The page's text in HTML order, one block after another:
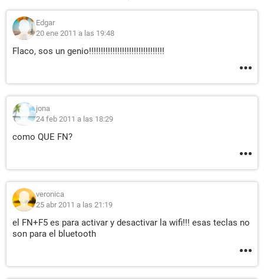
Edgar
20 ene 2011 a las 19:48
Flaco, sos un genio!!!!!!!!!!!!!!!!!!!!!!!!!!!!!!!!
jona
24 feb 2011 a las 18:29
como QUE FN?
veronica
25 abr 2011 a las 21:19
el FN+F5 es para activar y desactivar la wifi!!! esas teclas no
son para el bluetooth